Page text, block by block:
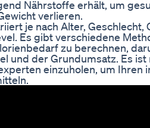
Nährstoffe erhält, um
verlieren.
je nach Alter, Geschlecht,
Es gibt verschiedene
zu berechnen,
und der Grundumsatz. Es ist
einzuholen, um Ihren